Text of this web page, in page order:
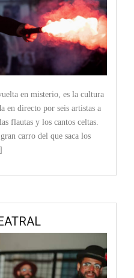
en misterio, es la cultura
en directo por seis artistas a
flautas y los cantos celtas.
carro del que saca los